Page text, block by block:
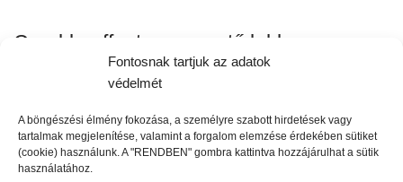
Fontosnak tartjuk az adatok
védelmét
A böngészési élmény fokozása, a személyre szabott hirdetések vagy
tartalmak megjelenítése, valamint a forgalom elemzése érdekében sütiket
(cookie) használunk. A "RENDBEN" gombra kattintva hozzájárulhat a sütik
használatához.
Crackle effect – repesztő lakk
Kiszerelése: 200ml